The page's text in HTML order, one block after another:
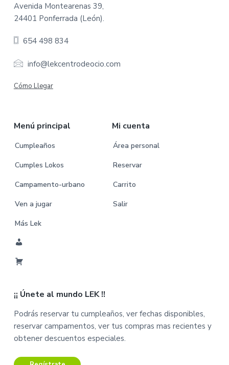
Avenida Montearenas 39,
24401 Ponferrada (León).
654 498 834
info@lekcentrodeocio.com
Cómo Llegar
Menú principal
Cumpleaños
Cumples Lokos
Campamento-urbano
Ven a jugar
Más Lek
e
n
r
i
t
o
Mi cuenta
Área personal
Reservar
Carrito
Salir
¡¡ Únete al mundo LEK !!
Podrás reservar tu cumpleaños, ver fechas disponibles,
reservar campamentos, ver tus compras mas recientes y
obtener descuentos especiales.